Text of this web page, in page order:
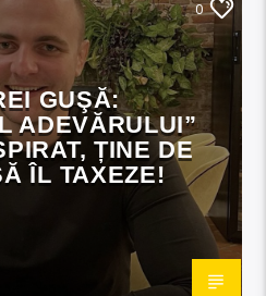
0
GUŞĂ:
ADEVĂRULUI”
ȚINE DE
ÎL TAXEZE!